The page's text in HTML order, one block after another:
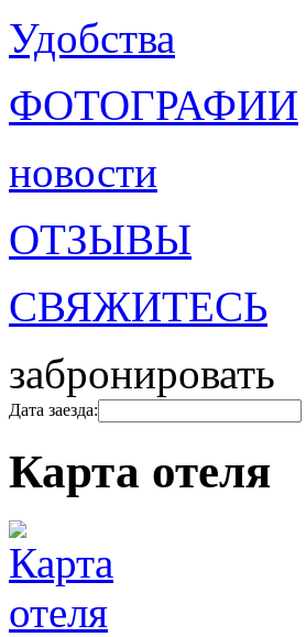
Удобства
ФОТОГРАФИИ
новости
ОТЗЫВЫ
СВЯЖИТЕСЬ
забронировать
Дата заезда:
Карта отеля